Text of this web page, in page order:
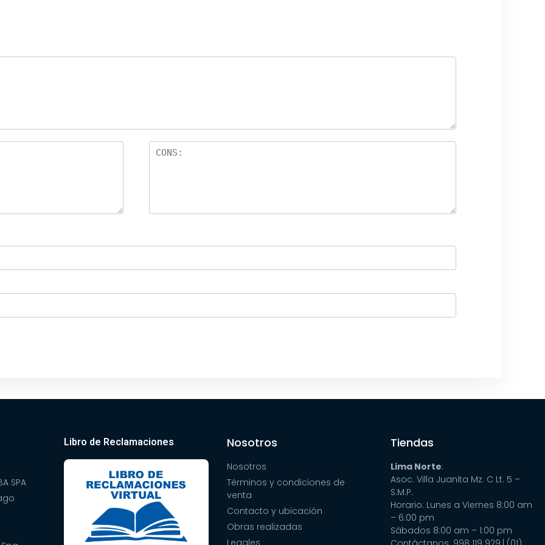
SPA
Libro de Reclamaciones Nosotros
Nosotros
Términos y condiciones de
venta
Contacto y ubicación
Obras realizadas
Legales
Tiendas
Lima Norte:
Asoc. Villa Juanita Mz. C Lt. 5 –
S.M.P.
Horario: Lunes a Viernes 8:00 am
– 6:00 pm
Sábados 8:00 am – 1:00 pm